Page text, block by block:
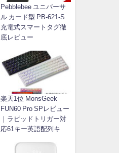
Pebblebee ユニバーサ
ル カード型 PB-621-S
充電式スマートタグ徹
底レビュー
楽天1位 MonsGeek
FUN60 Pro SPレビュー
｜ラピッドトリガー対
応61キー英語配列キ